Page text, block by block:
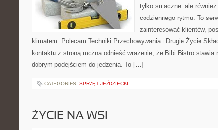
tylko smaczne, ale również
codziennego rytmu. To
zainteresować klientów,
klimatem. Polecam Techniki Przechowywania i Drugie Życie
kontaktu z stroną można odnieść wrażenie, że Bibi Bistro stawia
dobrym podejściem do jedzenia. To […]
CATEGORIES: SPRZĘT JEŹDZIECKI
ŻYCIE NA WSI